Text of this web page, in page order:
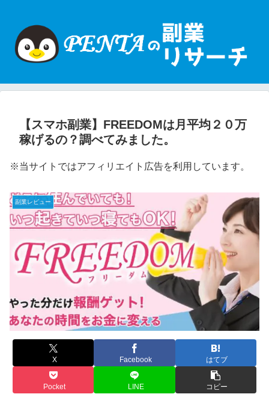
【スマホ副業】FREEDOMは月平均２０万
稼げるの？調べてみました。
※当サイトではアフィリエイト広告を利用しています。
副業レビュー
X Facebook はてブ
Pocket LINE コピー